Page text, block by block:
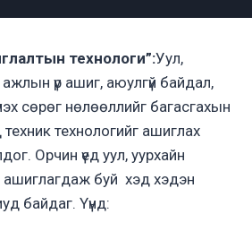
технологи”:Уул,
үр ашиг, аюулгүй байдал,
сөрөг нөлөөллийг багасгахын
техник технологийг ашиглах
Орчин үед уул, уурхайн
ашиглагдаж буй хэд хэдэн
байдаг. Үүнд: